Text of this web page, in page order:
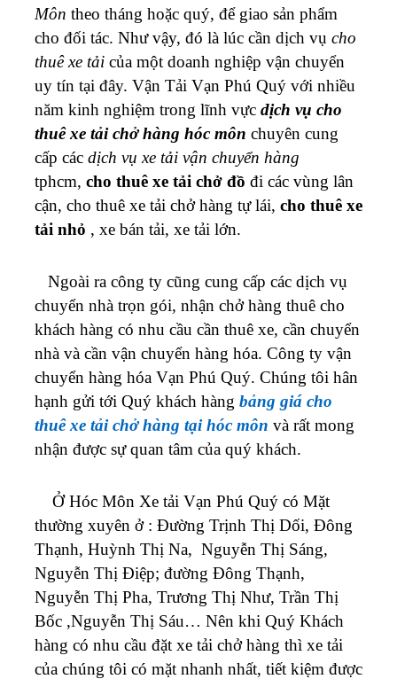
Môn theo tháng hoặc quý, để giao sản phẩm
cho đối tác. Như vậy, đó là lúc cần dịch vụ cho
thuê xe tải của một doanh nghiệp vận chuyển
uy tín tại đây. Vận Tải Vạn Phú Quý với nhiều
năm kinh nghiệm trong lĩnh vực dịch vụ cho
thuê xe tải chở hàng hóc môn chuyên cung
cấp các dịch vụ xe tải vận chuyển hàng
tphcm, cho thuê xe tải chở đồ đi các vùng lân
cận, cho thuê xe tải chở hàng tự lái, cho thuê xe
tải nhỏ , xe bán tải, xe tải lớn.
Ngoài ra công ty cũng cung cấp các dịch vụ
chuyển nhà trọn gói, nhận chở hàng thuê cho
khách hàng có nhu cầu cần thuê xe, cần chuyển
nhà và cần vận chuyển hàng hóa. Công ty vận
chuyển hàng hóa Vạn Phú Quý. Chúng tôi hân
hạnh gửi tới Quý khách hàng bảng giá cho
thuê xe tải chở hàng tạihóc môn và rất mong
nhận được sự quan tâm của quý khách.
Ở Hóc Môn Xe tải Vạn Phú Quý có Mặt
thường xuyên ở : Đường Trịnh Thị Dối, Đông
Thạnh, Huỳnh Thị Na, Nguyễn Thị Sáng,
Nguyễn Thị Điệp; đường Đông Thạnh,
Nguyễn Thị Pha, Trương Thị Như, Trần Thị
Bốc ,Nguyễn Thị Sáu… Nên khi Quý Khách
hàng có nhu cầu đặt xe tải chở hàng thì xe tải
của chúng tôi có mặt nhanh nhất, tiết kiệm được